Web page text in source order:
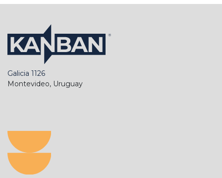
Galicia 1126
Montevideo, Uruguay